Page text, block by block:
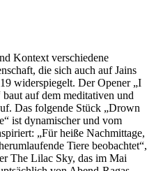
Kontext verschiedene
die sich auch auf Jains
widerspiegelt. Der Opener „I
auf dem meditativen und
Das folgende Stück „Drown
ist dynamischer und vom
„Für heiße Nachmittage,
Tiere beobachtet“,
The Lilac Sky, das im Mai